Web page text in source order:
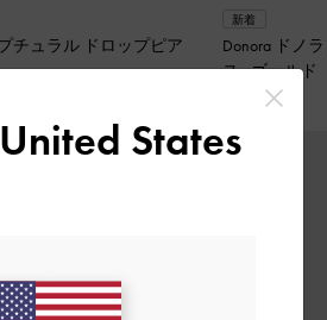
新着
Donora ドノラ スカルプチュラル ドロップピア
ス-ゴールド
¥ 5,900
United States